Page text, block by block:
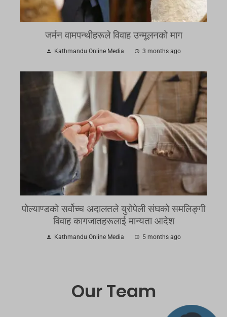
जर्मन वामपन्थीहरूले विवाह उन्मूलनको माग
Kathmandu Online Media 3 months ago
पोल्याण्डको सर्वोच्च अदालतले युरोपेली संघको समलिङ्गी
विवाह कागजातहरूलाई मान्यता आदेश
Kathmandu Online Media 5 months ago
Our Team